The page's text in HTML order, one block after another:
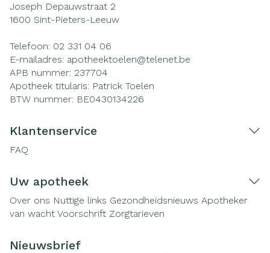
Joseph Depauwstraat 2
1600 Sint-Pieters-Leeuw
Telefoon: 02 331 04 06
E-mailadres: apotheektoelen@telenet.be
APB nummer: 237704
Apotheek titularis: Patrick Toelen
BTW nummer: BE0430134226
Klantenservice
FAQ
Uw apotheek
Over ons Nuttige links Gezondheidsnieuws Apotheker
van wacht Voorschrift Zorgtarieven
Nieuwsbrief